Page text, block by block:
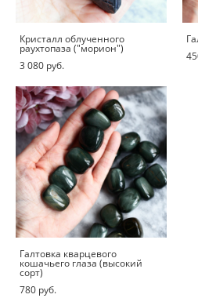
Кристалл облученного
раухтопаза ("морион")
3 080 pуб.
Галтовка кварцевого
кошачьего глаза (высокий
сорт)
780 pуб.